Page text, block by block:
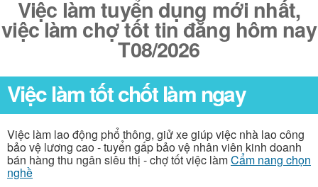
Việc làm tuyển dụng mới nhất,
việc làm chợ tốt tin đăng hôm nay
T08/2026
Việc làm tốt chốt làm ngay
Việc làm lao động phổ thông, giử xe giúp việc nhà lao công
bảo vệ lương cao - tuyển gấp bảo vệ nhân viên kinh doanh
bán hàng thu ngân siêu thị - chợ tốt việc làmCẩm nang chọn
nghề